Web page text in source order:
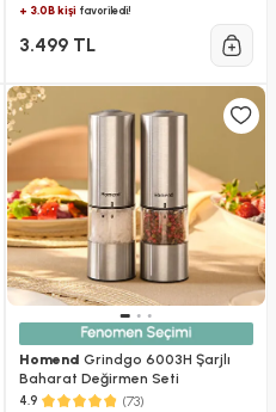
+ 3.0B kişifavoriledi!
3.499 TL
Homend Grindgo 6003H Şarjlı
Baharat Değirmen Seti
4.9 (73)